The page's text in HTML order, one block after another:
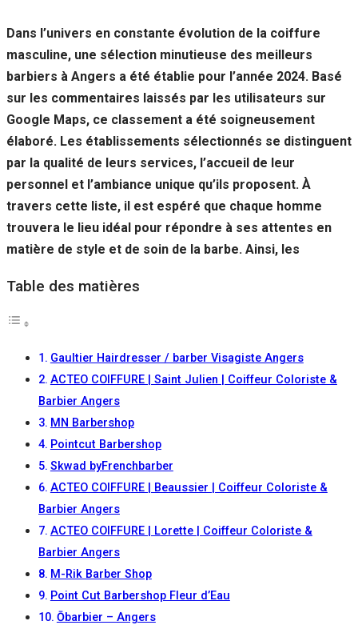
Dans l’univers en constante évolution de la coiffure
masculine, une sélection minutieuse des meilleurs
barbiers à Angers a été établie pour l’année 2024. Basé
sur les commentaires laissés par les utilisateurs sur
Google Maps, ce classement a été soigneusement
élaboré. Les établissements sélectionnés se distinguent
par la qualité de leurs services, l’accueil de leur
personnel et l’ambiance unique qu’ils proposent. À
travers cette liste, il est espéré que chaque homme
trouvera le lieu idéal pour répondre à ses attentes en
matière de style et de soin de la barbe. Ainsi, les
Table des matières
Gaultier Hairdresser / barber Visagiste Angers
ACTEO COIFFURE | Saint Julien | Coiffeur Coloriste &
Barbier Angers
MN Barbershop
Pointcut Barbershop
Skwad byFrenchbarber
ACTEO COIFFURE | Beaussier | Coiffeur Coloriste &
Barbier Angers
ACTEO COIFFURE | Lorette | Coiffeur Coloriste &
Barbier Angers
M-Rik Barber Shop
Point Cut Barbershop Fleur d’Eau
Ōbarbier – Angers